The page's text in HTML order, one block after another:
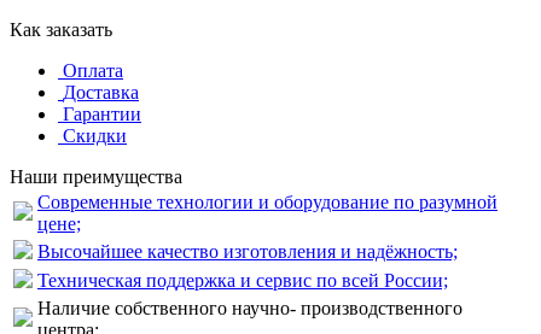
Как заказать
Оплата
Доставка
Гарантии
Скидки
Наши преимущества
Современные технологии и оборудование по разумной
цене;
Высочайшее качество изготовления и надёжность;
Техническая поддержка и сервис по всей России;
Наличие собственного научно- производственного
центра;